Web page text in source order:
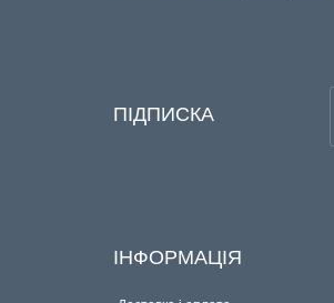
ПІДПИСКА
ІНФОРМАЦІЯ